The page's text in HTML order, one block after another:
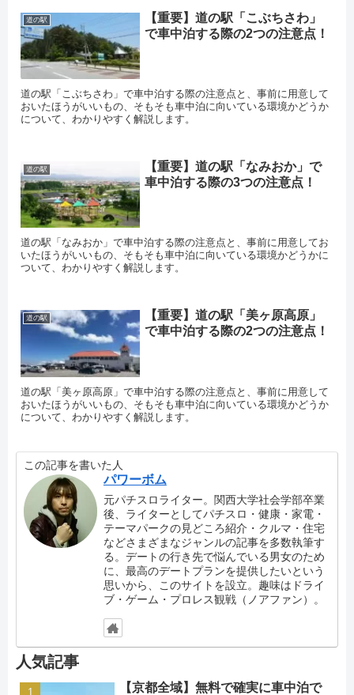
道の駅
【重要】道の駅「こぶちさわ」
で車中泊する際の2つの注意点！
道の駅「こぶちさわ」で車中泊する際の注意点と、事前に用意して
おいたほうがいいもの、そもそも車中泊に向いている環境かどうか
について、わかりやすく解説します。
道の駅
【重要】道の駅「なみおか」で
車中泊する際の3つの注意点！
道の駅「なみおか」で車中泊する際の注意点と、事前に用意してお
いたほうがいいもの、そもそも車中泊に向いている環境かどうかに
ついて、わかりやすく解説します。
道の駅
【重要】道の駅「美ヶ原高原」
で車中泊する際の2つの注意点！
道の駅「美ヶ原高原」で車中泊する際の注意点と、事前に用意して
おいたほうがいいもの、そもそも車中泊に向いている環境かどうか
について、わかりやすく解説します。
この記事を書いた人
パワーボム
元パチスロライター。関西大学社会学部卒業
後、ライターとしてパチスロ・健康・家電・
テーマパークの見どころ紹介・クルマ・住宅
などさまざまなジャンルの記事を多数執筆す
る。デートの行き先で悩んでいる男女のため
に、最高のデートプランを提供したいという
思いから、このサイトを設立。趣味はドライ
ブ・ゲーム・プロレス観戦（ノアファン）。
人気記事
【京都全域】無料で確実に車中泊で